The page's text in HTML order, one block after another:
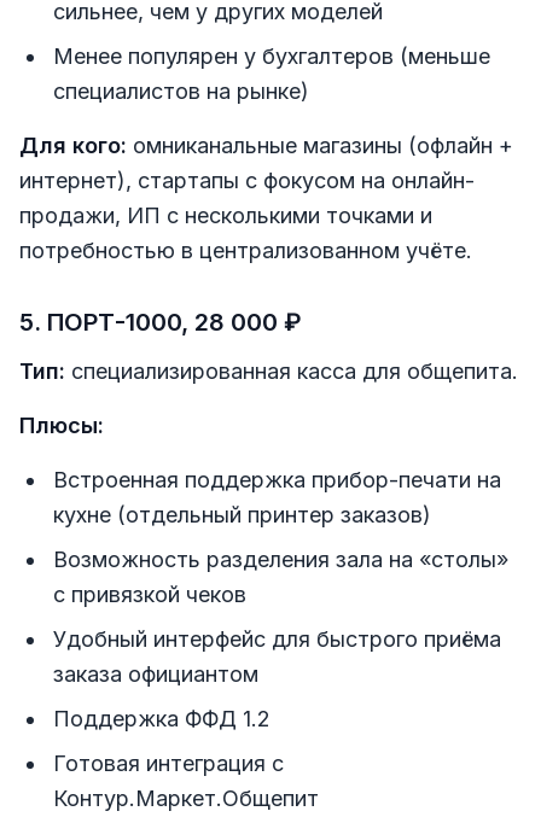
сильнее, чем у других моделей
Менее популярен у бухгалтеров (меньше
специалистов на рынке)
Для кого: омниканальные магазины (офлайн +
интернет), стартапы с фокусом на онлайн-
продажи, ИП с несколькими точками и
потребностью в централизованном учёте.
5. ПОРТ-1000, 28 000 ₽
Тип: специализированная касса для общепита.
Плюсы:
Встроенная поддержка прибор-печати на
кухне (отдельный принтер заказов)
Возможность разделения зала на «столы»
с привязкой чеков
Удобный интерфейс для быстрого приёма
заказа официантом
Поддержка ФФД 1.2
Готовая интеграция с
Контур.Маркет.Общепит